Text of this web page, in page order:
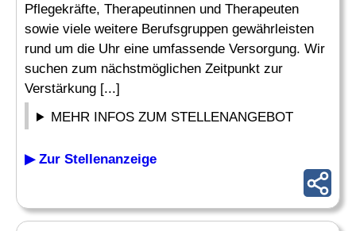
Pflegekräfte, Therapeutinnen und Therapeuten
sowie viele weitere Berufsgruppen gewährleisten
rund um die Uhr eine umfassende Versorgung. Wir
suchen zum nächstmöglichen Zeitpunkt zur
Verstärkung [...]
MEHR INFOS ZUM STELLENANGEBOT
▶ Zur Stellenanzeige